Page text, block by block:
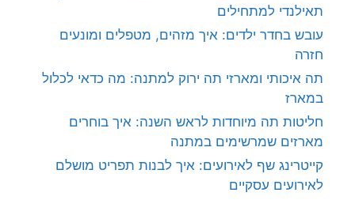
תאילנדי למתחילים
עובש בחדר ילדים: איך מזהים, מטפלים ומונעים
חזרה
תה איכותי ומארזי תה ירוק למתנה: מה כדאי לכלול
במארז
חליטות תה מיוחדות לראש השנה: איך בוחרים
מארזים שמרשימים במתנה
קייטרינג שף לאירועים: איך לבנות תפריט מושלם
לאירועים עסקיים